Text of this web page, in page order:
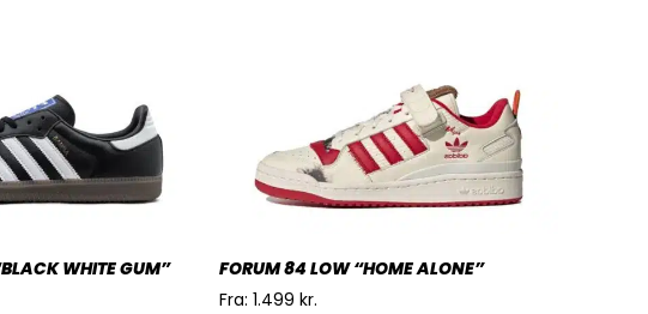
WHITE GUM”
FORUM 84 LOW “HOME ALONE”
Fra: 1.499 kr.